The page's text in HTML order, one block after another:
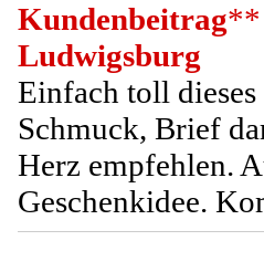
Kundenbeitrag**
Ludwigsburg
Einfach toll
Schmuck, Brief
Herz empfehlen.
Geschenkidee.